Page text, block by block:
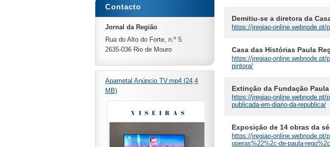
Demitiu-se a diretora da
https://jregiao-
Casa das Histórias Paula
https://jregiao-online.webnode.pt/
pintora/
Extinção da Fundação
https://jregiao-
publicada-em-diario-da-republica/
Exposição de 14 obras da
https://jregiao-
operas%22%2c-de-paula-
Contacto
Jornal da Região
Rua do Alto do Forte, n.º 5
2635-036 Rio de Mouro
Apametal Anúncio TV.mp4 (24,4
MB)